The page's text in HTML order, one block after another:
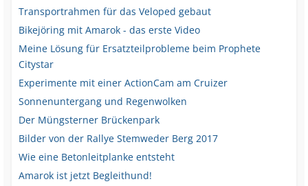
Transportrahmen für das Veloped gebaut
Bikejöring mit Amarok - das erste Video
Meine Lösung für Ersatzteilprobleme beim Prophete
Citystar
Experimente mit einer ActionCam am Cruizer
Sonnenuntergang und Regenwolken
Der Müngsterner Brückenpark
Bilder von der Rallye Stemweder Berg 2017
Wie eine Betonleitplanke entsteht
Amarok ist jetzt Begleithund!